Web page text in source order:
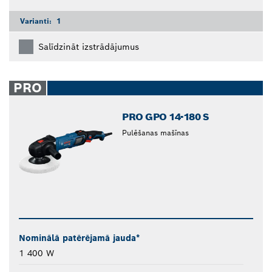
Varianti: 1
Salīdzināt izstrādājumus
PRO
PRO GPO 14-180 S
Pulēšanas mašīnas
Nominālā patērējamā jauda*
1 400 W